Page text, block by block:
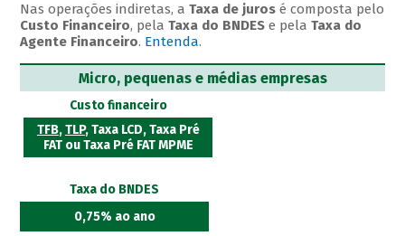
Nas operações indiretas, aTaxa de juros é composta pelo
Custo Financeiro, pelaTaxa do BNDES e pelaTaxa do
Agente Financeiro. Entenda.
Micro, pequenas e médias empresas
Custo financeiro
TFB,TLP, Taxa LCD, Taxa Pré
FAT ou Taxa Pré FAT MPME
Taxa do BNDES
0,75% ao ano